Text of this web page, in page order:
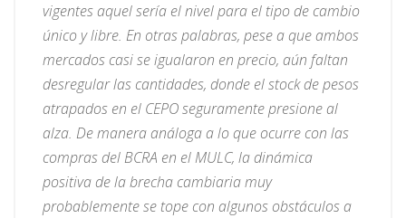
vigentes aquel sería el nivel para el tipo de cambio
único y libre. En otras palabras, pese a que ambos
mercados casi se igualaron en precio, aún faltan
desregular las cantidades, donde el stock de pesos
atrapados en el CEPO seguramente presione al
alza. De manera análoga a lo que ocurre con las
compras del BCRA en el MULC, la dinámica
positiva de la brecha cambiaria muy
probablemente se tope con algunos obstáculos a